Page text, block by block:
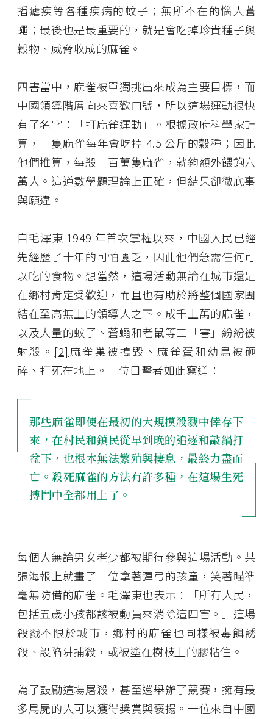
播瘧疾等各種疾病的蚊子；無所不在的惱人蒼
蠅；最後也是最重要的，就是會吃掉珍貴種子與
穀物、威脅收成的麻雀。
四害當中，麻雀被單獨挑出來成為主要目標，而
中國領導階層向來喜歡口號，所以這場運動很快
有了名字：「打麻雀運動」。根據政府科學家計
算，一隻麻雀每年會吃掉 4.5 公斤的穀種；因此
他們推算，每殺一百萬隻麻雀，就夠額外餵飽六
萬人。這道數學題理論上正確，但結果卻徹底事
與願違。
自毛澤東 1949 年首次掌權以來，中國人民已經
先經歷了十年的可怕匱乏，因此他們急需任何可
以吃的食物。想當然，這場活動無論在城市還是
在鄉村肯定受歡迎，而且也有助於將整個國家團
結在至高無上的領導人之下。成千上萬的麻雀，
以及大量的蚊子、蒼蠅和老鼠等三「害」紛紛被
射殺。 [2] 麻雀巢被搗毀、麻雀蛋和幼鳥被砸
碎、打死在地上。一位目擊者如此寫道：
那些麻雀即使在最初的大規模殺戮中倖存下
來，在村民和鎮民從早到晚的追逐和敲鍋打
盆下，也根本無法繁殖與棲息，最終力盡而
亡。殺死麻雀的方法有許多種，在這場生死
搏鬥中全都用上了。
每個人無論男女老少都被期待參與這場活動。某
張海報上就畫了一位拿著彈弓的孩童，笑著瞄準
毫無防備的麻雀。毛澤東也表示：「所有人民，
包括五歲小孩都該被動員來消除這四害。」這場
殺戮不限於城市，鄉村的麻雀也同樣被毒餌誘
殺、設陷阱捕殺，或被塗在樹枝上的膠粘住。
為了鼓勵這場屠殺，甚至還舉辦了競賽，擁有最
多鳥屍的人可以獲得獎賞與褒揚。一位來自中國